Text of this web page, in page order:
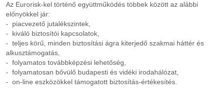
Az Eurorisk-kel történő együttműködés többek között az alábbi
előnyökkel jár:
- piacvezető jutalékszintek,
- kiváló biztosítói kapcsolatok,
- teljes körű, minden biztosítási ágra kiterjedő szakmai háttér és
alkusztámogatás,
- folyamatos továbbképzési lehetőség,
- folyamatosan bővülő budapesti és vidéki irodahálózat,
- on-line eszközökkel támogatott biztosítás-értékesítés.